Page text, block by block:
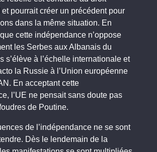
pourrait créer un précédent pour
dans la même situation. En
cette indépendance n’oppose
les Serbes aux Albanais du
s’élève à l’échelle internationale et
la Russie à l’Union européenne
En acceptant cette
l’UE ne pensait sans doute pas
de Poutine.
de l’indépendance ne se sont
Dès le lendemain de la